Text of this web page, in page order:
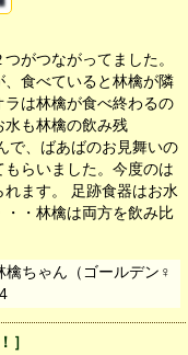
がつながってました。
食べていると林檎が隣
は林檎が食べ終わるの
水も林檎の飲み残
で、ばあばのお見舞いの
らいました。今度のは
れます。 足跡食器はお水
・・林檎は両方を飲み比
ちゃん（ゴールデン♀
］